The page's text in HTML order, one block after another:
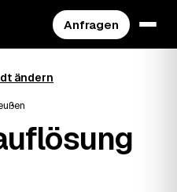
Anfragen
ändern